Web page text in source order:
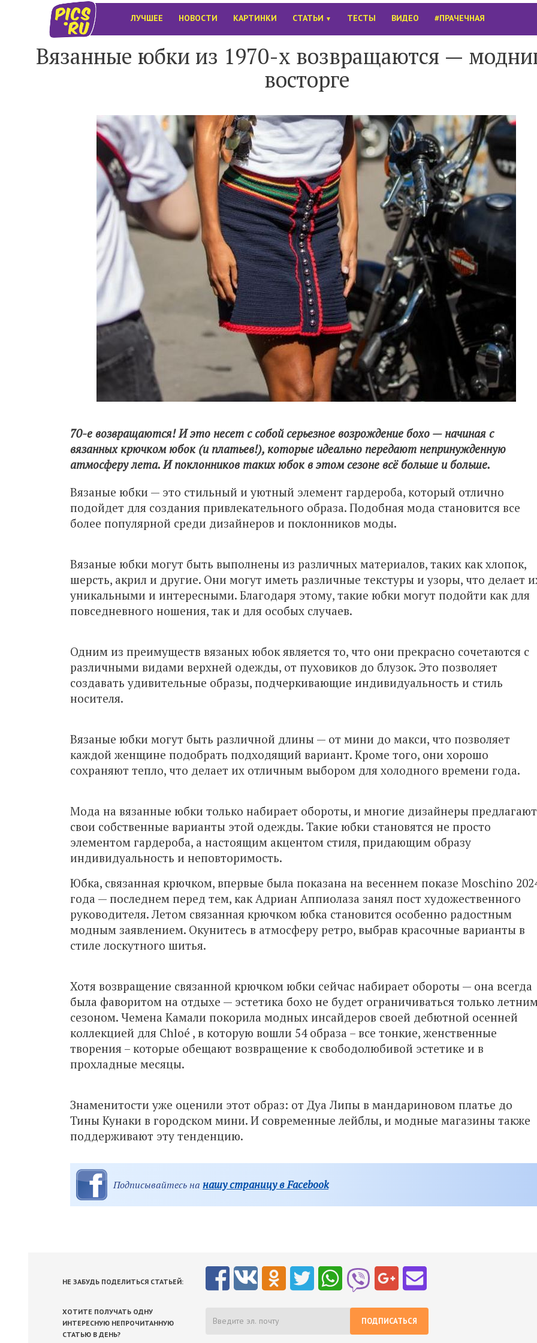
ЛУЧШЕЕ НОВОСТИ КАРТИНКИ СТАТЬИ ▼ ТЕСТЫ ВИДЕО #ПРАЧЕЧНАЯ
Вязанные юбки из 1970-х возвращаются —
восторге
70-е возвращаются! И это несет с собой серьезное возрождение бохо — начиная с
вязанных крючком юбок (и платьев!), которые идеально передают непринужденную
атмосферу лета. И поклонников таких юбок в этом сезоне всё больше и больше.
Вязаные юбки — это стильный и уютный элемент гардероба, который отлично
подойдет для создания привлекательного образа. Подобная мода становится все
более популярной среди дизайнеров и поклонников моды.
Вязаные юбки могут быть выполнены из различных материалов, таких как хлопок,
шерсть, акрил и другие. Они могут иметь различные текстуры и узоры, что делает
уникальными и интересными. Благодаря этому, такие юбки могут подойти как для
повседневного ношения, так и для особых случаев.
Одним из преимуществ вязаных юбок является то, что они прекрасно сочетаются с
различными видами верхней одежды, от пуховиков до блузок. Это позволяет
создавать удивительные образы, подчеркивающие индивидуальность и стиль
носителя.
Вязаные юбки могут быть различной длины — от мини до макси, что позволяет
каждой женщине подобрать подходящий вариант. Кроме того, они хорошо
сохраняют тепло, что делает их отличным выбором для холодного времени года.
Мода на вязанные юбки только набирает обороты, и многие дизайнеры предлагают
свои собственные варианты этой одежды. Такие юбки становятся не просто
элементом гардероба, а настоящим акцентом стиля, придающим образу
индивидуальность и неповторимость.
Юбка, связанная крючком, впервые была показана на весеннем показе Moschino
года — последнем перед тем, как Адриан Аппиолаза занял пост художественного
руководителя. Летом связанная крючком юбка становится особенно радостным
модным заявлением. Окунитесь в атмосферу ретро, выбрав красочные варианты в
стиле лоскутного шитья.
Хотя возвращение связанной крючком юбки сейчас набирает обороты — она всегда
была фаворитом на отдыхе — эстетика бохо не будет ограничиваться только
сезоном. Чемена Камали покорила модных инсайдеров своей дебютной осенней
коллекцией для Chloé , в которую вошли 54 образа – все тонкие, женственные
творения – которые обещают возвращение к свободолюбивой эстетике и в
прохладные месяцы.
Знаменитости уже оценили этот образ: от Дуа Липы в мандариновом платье до
Тины Кунаки в городском мини. И современные лейблы, и модные магазины также
поддерживают эту тенденцию.
Подписывайтесь на нашу страницу в Facebook
НЕ ЗАБУДЬ ПОДЕЛИТЬСЯ СТАТЬЕЙ:
ХОТИТЕ ПОЛУЧАТЬ ОДНУ
ИНТЕРЕСНУЮ НЕПРОЧИТАННУЮ
СТАТЬЮ В ДЕНЬ?
ПОДПИСАТЬСЯ